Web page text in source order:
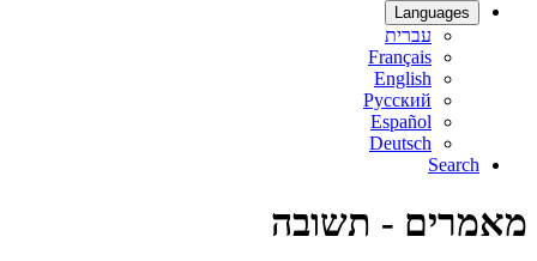
Languages
עברית
Français
English
Русский
Español
Deutsch
Search
מאמרים - תשובה